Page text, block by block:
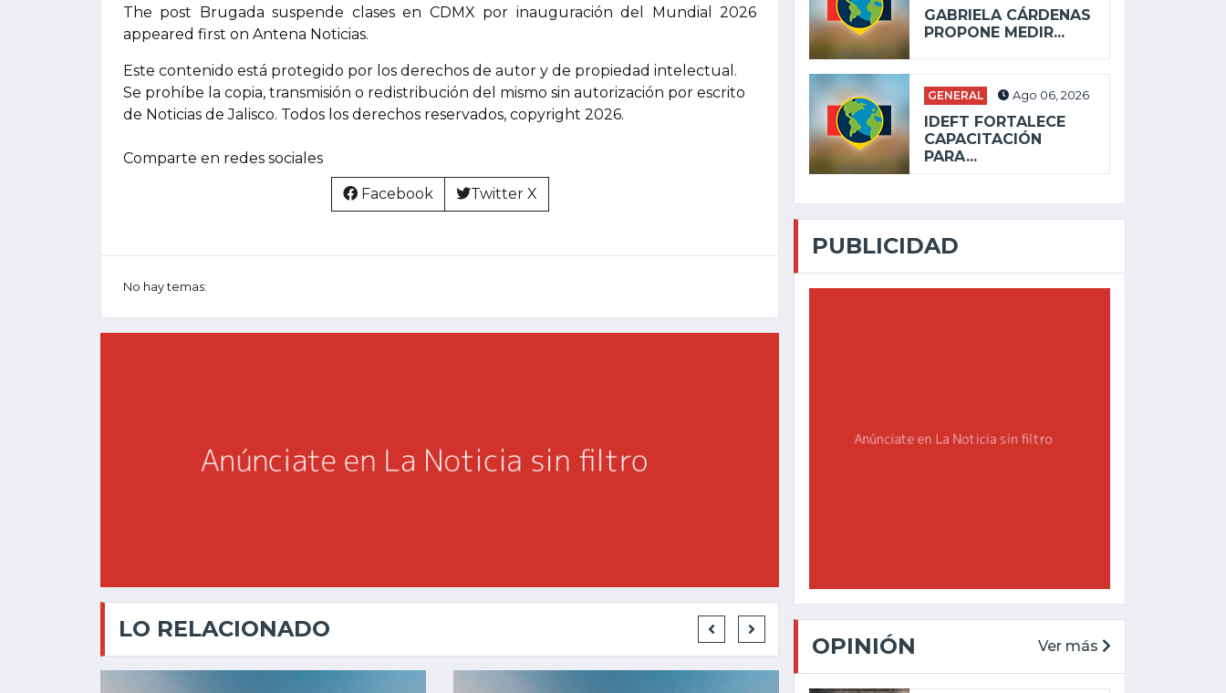
The post Brugada suspende clases en CDMX por inauguración del Mundial 2026
appeared first on Antena Noticias.
Este contenido está protegido por los derechos de autor y de propiedad intelectual.
Se prohíbe la copia, transmisión o redistribución del mismo sin autorización por escrito
de Noticias de Jalisco. Todos los derechos reservados, copyright 2026.
Comparte en redes sociales
Facebook Twitter X
No hay temas:
LO RELACIONADO
GABRIELA CÁRDENAS
PROPONE MEDIR...
GENERAL Ago 06, 2026
IDEFT FORTALECE
CAPACITACIÓN
PARA...
PUBLICIDAD
OPINIÓN Ver más